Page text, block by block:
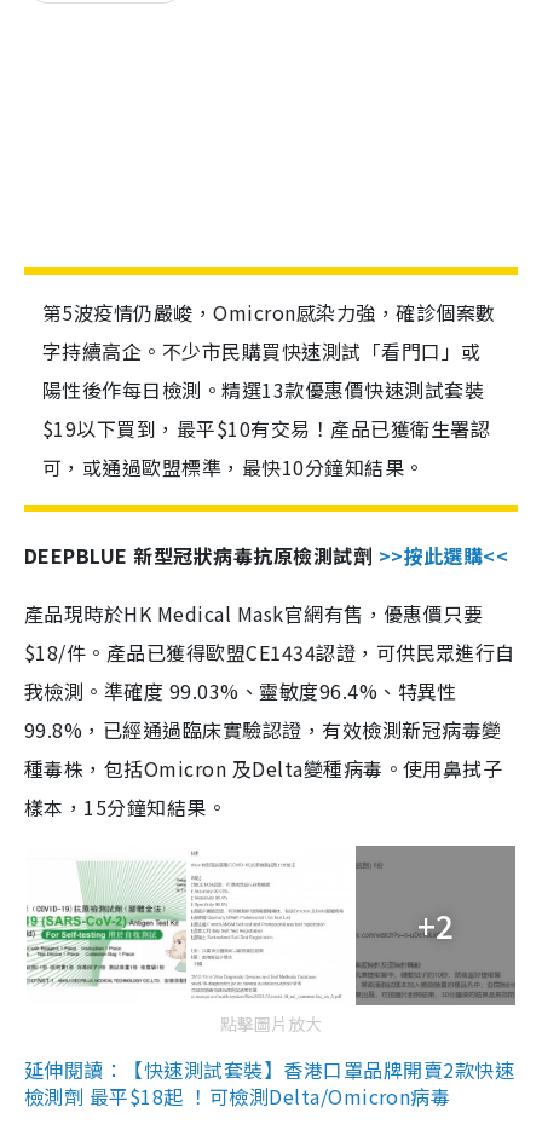
第5波疫情仍嚴峻，Omicron感染力強，確診個案數
字持續高企。不少市民購買快速測試「看門口」或
陽性後作每日檢測。精選13款優惠價快速測試套裝
$19以下買到，最平$10有交易！產品已獲衛生署認
可，或通過歐盟標準，最快10分鐘知結果。
DEEPBLUE 新型冠狀病毒抗原檢測試劑 >>按此選購<<
產品現時於HK Medical Mask官網有售，優惠價只要
$18/件。產品已獲得歐盟CE1434認證，可供民眾進行自
我檢測。準確度 99.03%、靈敏度96.4%、特異性
99.8%，已經通過臨床實驗認證，有效檢測新冠病毒變
種毒株，包括Omicron 及Delta變種病毒。使用鼻拭子
樣本，15分鐘知結果。
+2
點擊圖片放大
延伸閱讀：【快速測試套裝】香港口罩品牌開賣2款快速
檢測劑 最平$18起 ！可檢測Delta/Omicron病毒